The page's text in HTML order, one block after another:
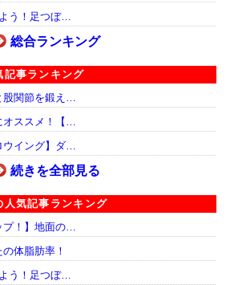
う！足つぼ…
総合ランキング
記事ランキング
股関節を鍛え…
オススメ！【…
ウイング】ダ…
続きを全部見る
人気記事ランキング
プ！】地面の…
体脂肪率！
う！足つぼ…